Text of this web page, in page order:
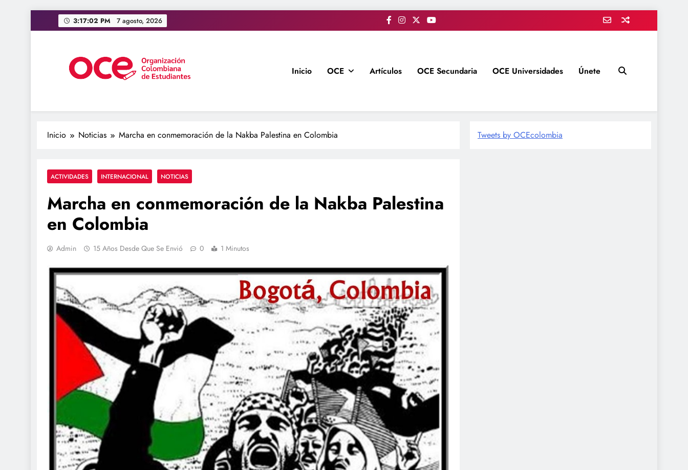
al
3:17:03 PM 7 agosto, 2026
OCE Colombia
Inicio OCE Artículos OCE Secundaria OCE Universidades Únete
Inicio Noticias Marcha en conmemoración de la Nakba Palestina en Colombia
ACTIVIDADES INTERNACIONAL NOTICIAS
Marcha en conmemoración de la Nakba Palestina
en Colombia
Admin 15 Años Desde Que Se Envió 0 1 Minutos
Tweets by OCEcolombia